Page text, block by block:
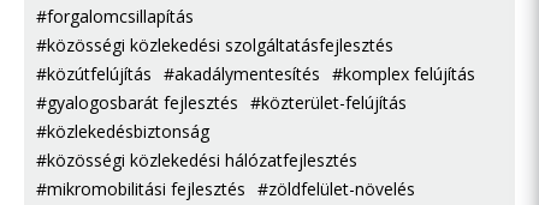
#forgalomcsillapítás
#közösségi közlekedési szolgáltatásfejlesztés
#közútfelújítás #akadálymentesítés #komplex felújítás
#gyalogosbarát fejlesztés #közterület-felújítás
#közlekedésbiztonság
#közösségi közlekedési hálózatfejlesztés
#mikromobilitási fejlesztés #zöldfelület-növelés